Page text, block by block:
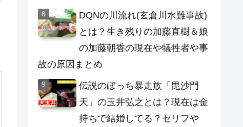
DQNの川流れ(玄倉川水難事故)
とは？生き残りの加藤直樹＆娘
の加藤朝香の現在や犠牲者や事
故の原因まとめ
伝説のぼっち暴走族「毘沙門
天」の玉井弘之とは？現在は金
持ちで結婚してる？セリフや